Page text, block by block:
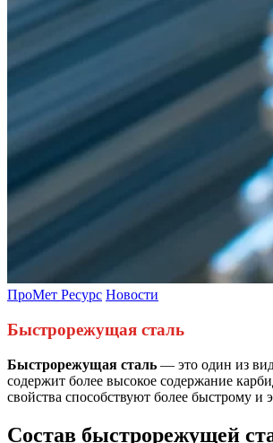
ПроМет Ресурс Новости
Быстрорежущая сталь
Быстрорежущая сталь — это один из
содержит более высокое содержание
свойства способствуют более быстрому
Состав быстрорежущей